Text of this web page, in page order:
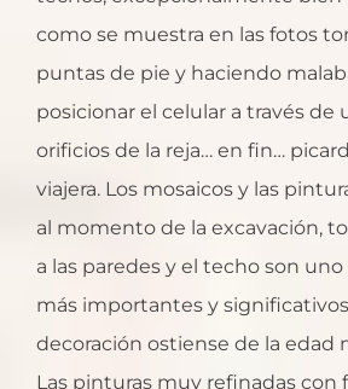
como se muestra en las fotos
puntas de pie y haciendo
posicionar el celular a través de
orificios de la reja… en fin…
viajera. Los mosaicos y las
al momento de la excavación,
a las paredes y el techo son
más importantes y
decoración ostiense de la edad
Las pinturas muy refinadas con